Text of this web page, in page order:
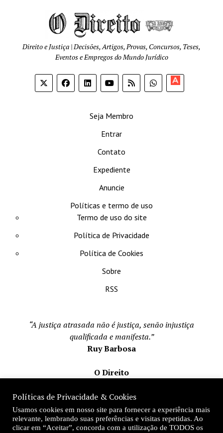
Direito e Justiça | Decisões, Artigos, Provas, Concursos, Teses,
Eventos e Empregos do Mundo Jurídico
Seja Membro
Entrar
Contato
Expediente
Anuncie
Políticas e termo de uso
Termo de uso do site
Política de Privacidade
Política de Cookies
Sobre
RSS
“A justiça atrasada não é justiça, senão injustiça
qualificada e manifesta.”
Ruy Barbosa
O Direito
Mateus Matos
Fundador e Editor-Chefe
Políticas de Privacidade & Cookies
Usamos cookies em nosso site para fornecer a experiência mais
relevante, lembrando suas preferências e visitas repetidas. Ao
clicar em “Aceitar”, concorda com a utilização de TODOS os